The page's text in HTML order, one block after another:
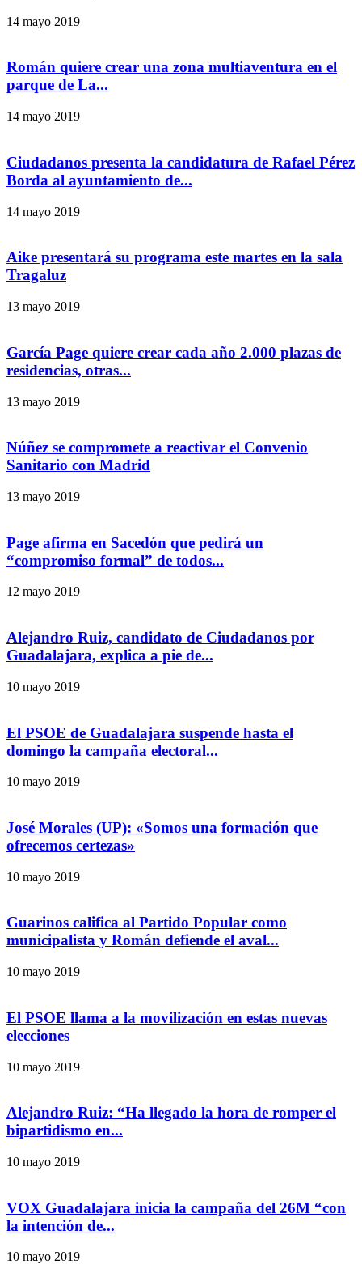
14 mayo 2019
Román quiere crear una zona multiaventura en el
parque de La...
14 mayo 2019
Ciudadanos presenta la candidatura de Rafael Pérez
Borda al ayuntamiento de...
14 mayo 2019
Aike presentará su programa este martes en la sala
Tragaluz
13 mayo 2019
García Page quiere crear cada año 2.000 plazas de
residencias, otras...
13 mayo 2019
Núñez se compromete a reactivar el Convenio
Sanitario con Madrid
13 mayo 2019
Page afirma en Sacedón que pedirá un
“compromiso formal” de todos...
12 mayo 2019
Alejandro Ruiz, candidato de Ciudadanos por
Guadalajara, explica a pie de...
10 mayo 2019
El PSOE de Guadalajara suspende hasta el
domingo la campaña electoral...
10 mayo 2019
José Morales (UP): «Somos una formación que
ofrecemos certezas»
10 mayo 2019
Guarinos califica al Partido Popular como
municipalista y Román defiende el aval...
10 mayo 2019
El PSOE llama a la movilización en estas nuevas
elecciones
10 mayo 2019
Alejandro Ruiz: “Ha llegado la hora de romper el
bipartidismo en...
10 mayo 2019
VOX Guadalajara inicia la campaña del 26M “con
la intención de...
10 mayo 2019